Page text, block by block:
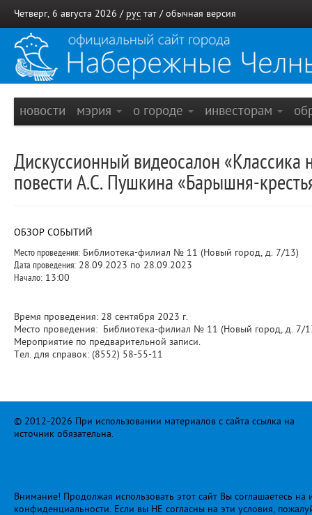
Четверг, 6 августа 2026 / рус тат / обычная версия
новости мэрия о городе инвесторам
Дискуссионный видеосалон
повести А.С. Пушкина «Барышня-
ОБЗОР СОБЫТИЙ
Место проведения: Библиотека-филиал № 11 (Новый город, д. 7/13)
Дата проведения: 28.09.2023 по 28.09.2023
Начало: 13:00
Время проведения: 28 сентября 2023 г.
Место проведения: Библиотека-филиал № 11 (Новый город, д. 7/
Мероприятие по предварительной записи.
Тел. для справок: (8552) 58-55-11
© 2012-2026 При использовании материалов с сайта ссылка на
источник обязательна.
Внимание! Продолжая использовать этот сайт Вы соглашаетесь
конфиденциальности. Если вы НЕ согласны на эти условия,